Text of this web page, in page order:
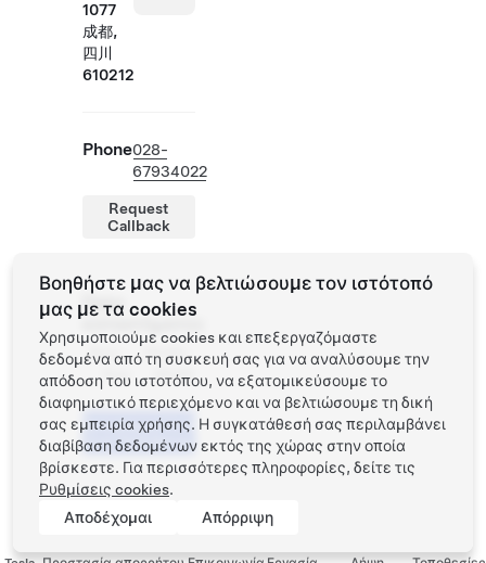
1077
成都,
四川
610212
Phone028-
67934022
Request
Callback
Ώρες
καταστήματος
Δευ -
Κυρ
10:00 -
22:00
Προγραμματίστε
ένα Test Drive
Βοηθήστε μας να βελτιώσουμε τον ιστότοπό
μας με τα cookies
Χρησιμοποιούμε cookies και επεξεργαζόμαστε
δεδομένα από τη συσκευή σας για να αναλύσουμε την
απόδοση του ιστοτόπου, να εξατομικεύσουμε το
διαφημιστικό περιεχόμενο και να βελτιώσουμε τη δική
σας εμπειρία χρήσης. Η συγκατάθεσή σας περιλαμβάνει
διαβίβαση δεδομένων εκτός της χώρας στην οποία
βρίσκεστε. Για περισσότερες πληροφορίες, δείτε τις
Ρυθμίσεις cookies.
Αποδέχομαι
Απόρριψη